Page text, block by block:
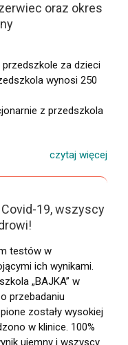
oraz okres
za dzieci
wynosi 250
z przedszkola
19, wszyscy
testów w
ich wynikami.
„BAJKA” w
przebadaniu
zostały wysokiej
w klinice. 100%
ujemny i wszyscy